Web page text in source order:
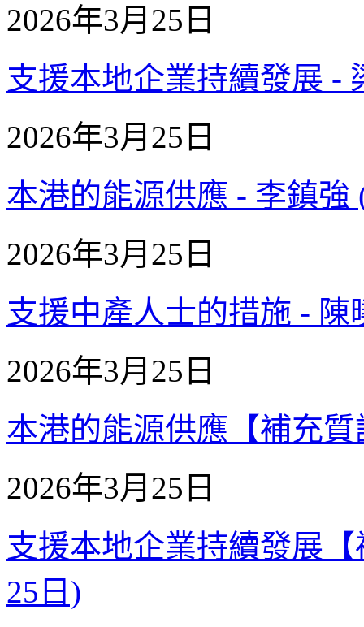
2026年3月25日
支援本地企業持續發展 -
2026年3月25日
本港的能源供應 - 李鎮強
2026年3月25日
支援中產人士的措施 - 陳
2026年3月25日
本港的能源供應【補充
2026年3月25日
支援本地企業持續發展
25日)